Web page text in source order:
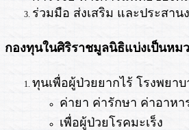
ร่วมมือ ส่งเสริม และประสา
กองทุนในศิริราชมูลนิธิแบ่งเป็นหม
ทุนเพื่อผู้ป่วยยากไร้ โรงพยา
ค่ายา ค่ารักษา ค่าอาหา
เพื่อผู้ป่วยโรคมะเร็ง